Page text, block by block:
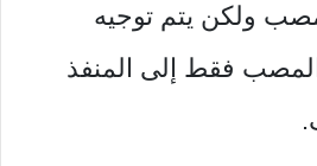
ولكن يتم توجيه
المصب فقط إلى المنفذ